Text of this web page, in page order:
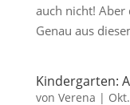
auch nicht! Aber
Genau aus
Kindergarten:
von Verena |